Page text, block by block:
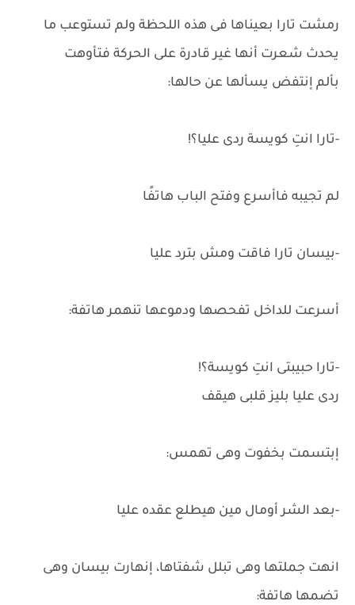
رمشت تارا بعيناها فى هذه اللحظة ولم تستوعب ما
يحدث شعرت أنها غير قادرة على الحركة فتأوهت
بألم إنتفض يسألها عن حالها:
-تارا انتِ كويسة ردى عليا؟!
لم تجيبه فاأسرع وفتح الباب هاتفًا
-بيسان تارا فاقت ومش بترد عليا
أسرعت للداخل تفحصها ودموعها تنهمر هاتفة:
-تارا حبيبتى انتِ كويسة؟!
ردى عليا بليز قلبى هيقف
إبتسمت بخفوت وهى تهمس:
-بعد الشر أومال مين هيطلع عقده عليا
انهت جملتها وهى تبلل شفتاها، إنهارت بيسان وهى
تضمها هاتفة: